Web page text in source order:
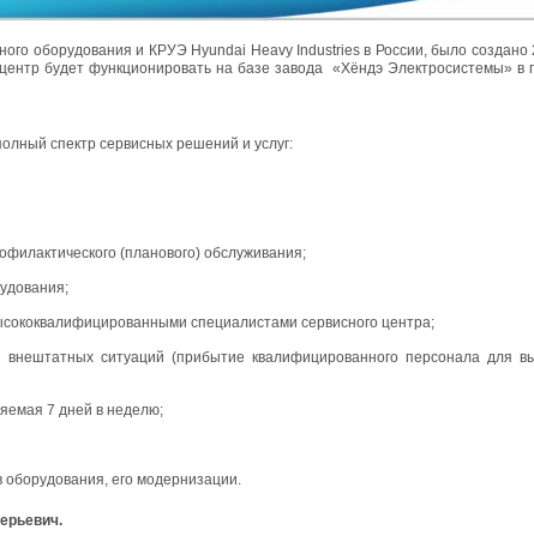
оборудования и КРУЭ Hyundai Heavy Industries в России, было
будет функционировать на базе завода «Хёндэ Электросистемы» в
спектр сервисных решений и услуг:
(планового) обслуживания;
специалистами сервисного центра;
внештатных ситуаций (прибытие квалифицированного персонала для
7 дней в неделю;
его модернизации.